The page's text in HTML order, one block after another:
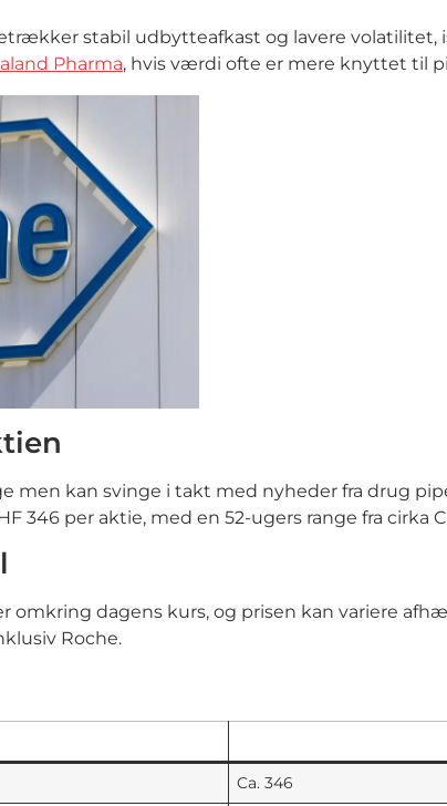
stabil udbytteafkast og lavere
Pharma, hvis værdi ofte er mere knyttet til
men kan svinge i takt med nyheder fra drug
346 per aktie, med en 52-ugers range fra cirka
omkring dagens kurs, og prisen kan variere
Roche.
Ca. 346